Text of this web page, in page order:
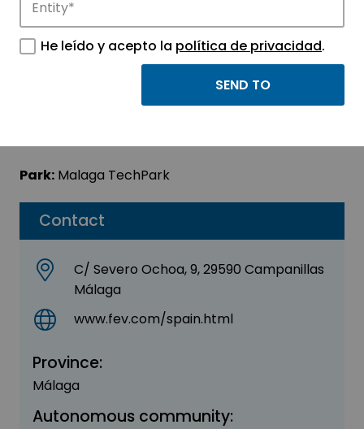
Contact
C/ Severo Ochoa, 9, 29590 Campanillas
Málaga
www.fev.com/spain.html
Province:
Málaga
Autonomous community:
FEV Iberia, S.L.
Park: Malaga TechPark
He leído y acepto la política de privacidad.